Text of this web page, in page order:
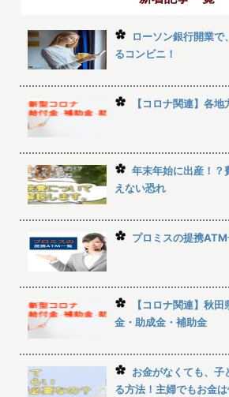
ローソン銀行開業で
るコンビニ！
【コロナ関連】各
年末年始に出産！？
えない恐れ
プロミスの提携
【コロナ関連】秋
金・助成金・補助金
お金がなくても、子
る方法！主婦でもお金は